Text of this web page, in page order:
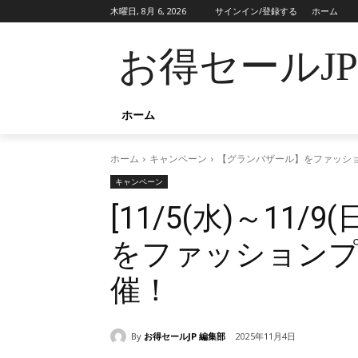
木曜日, 8月 6, 2026 サインイン/登録する ホーム
お得セールJP
ホーム
ホーム キャンペーン 【グランバザール】をファッ
キャンペーン
[11/5(水)～11/9(
をファッション
催！
By お得セールJP 編集部 2025年11月4日